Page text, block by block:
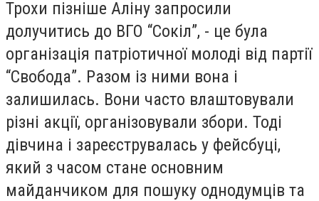
Трохи пізніше Аліну запросили
долучитись до ВГО “Сокіл”, - це була
організація патріотичної молоді від партії
“Свобода”. Разом із ними вона і
залишилась. Вони часто влаштовували
різні акції, організовували збори. Тоді
дівчина і зареєструвалась у фейсбуці,
який з часом стане основним
майданчиком для пошуку однодумців та